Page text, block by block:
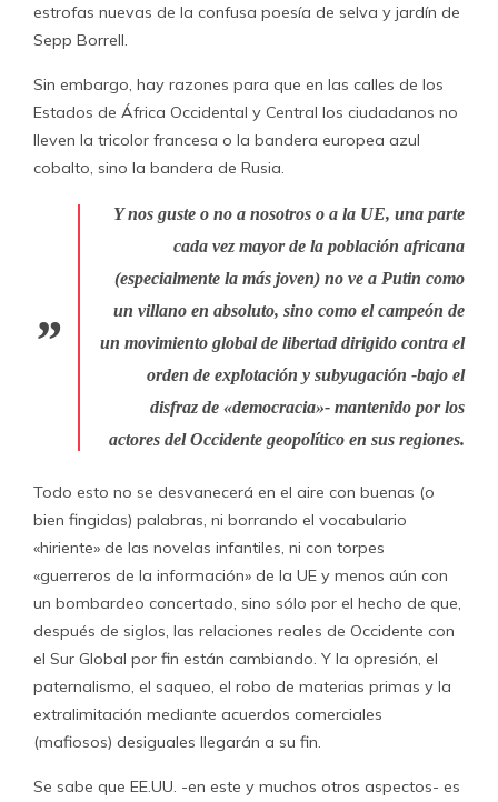
estrofas nuevas de la confusa poesía de selva y jardín de
Sepp Borrell.
Sin embargo, hay razones para que en las calles de los
Estados de África Occidental y Central los ciudadanos no
lleven la tricolor francesa o la bandera europea azul
cobalto, sino la bandera de Rusia.
Y nos guste o no a nosotros o a la UE, una parte
cada vez mayor de la población africana
(especialmente la más joven) no ve a Putin como
un villano en absoluto, sino como el campeón de
un movimiento global de libertad dirigido contra el
orden de explotación y subyugación -bajo el
disfraz de «democracia»- mantenido por los
actores del Occidente geopolítico en sus regiones.
Todo esto no se desvanecerá en el aire con buenas (o
bien fingidas) palabras, ni borrando el vocabulario
«hiriente» de las novelas infantiles, ni con torpes
«guerreros de la información» de la UE y menos aún con
un bombardeo concertado, sino sólo por el hecho de que,
después de siglos, las relaciones reales de Occidente con
el Sur Global por fin están cambiando. Y la opresión, el
paternalismo, el saqueo, el robo de materias primas y la
extralimitación mediante acuerdos comerciales
(mafiosos) desiguales llegarán a su fin.
Se sabe que EE.UU. -en este y muchos otros aspectos- es